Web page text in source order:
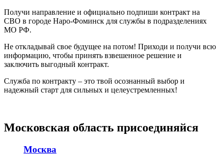
Получи направление и официально подпиши контракт на
СВО в городе Наро-Фоминск для службы в подразделениях
МО РФ.
Не откладывай свое будущее на потом! Приходи и получи всю
информацию, чтобы принять взвешенное решение и
заключить выгодный контракт.
Служба по контракту – это твой осознанный выбор и
надежный старт для сильных и целеустремленных!
Московская область присоединяйся
Москва